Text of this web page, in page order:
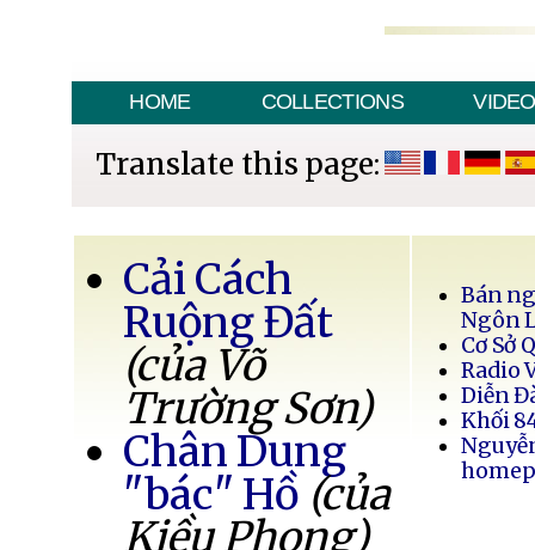
HOME COLLECTIONS VIDEO
Translate this page:
Cải Cách
Ruộng Đất
(của Võ
Trường Sơn)
Chân Dung
"bác" Hồ (của
Kiều Phong)
Bán
Ngôn
Cơ Sở
Radio
Diễn
Khối